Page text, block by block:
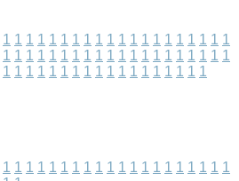
1 1 1 1 1 1 1 1 1 1 1 1 1 1 1 1 1 1 1 1
1 1 1 1 1 1 1 1 1 1 1 1 1 1 1 1 1 1 1 1
1 1 1 1 1 1 1 1 1 1 1 1 1 1 1 1 1 1
1 1 1 1 1 1 1 1 1 1 1 1 1 1 1 1 1 1 1 1